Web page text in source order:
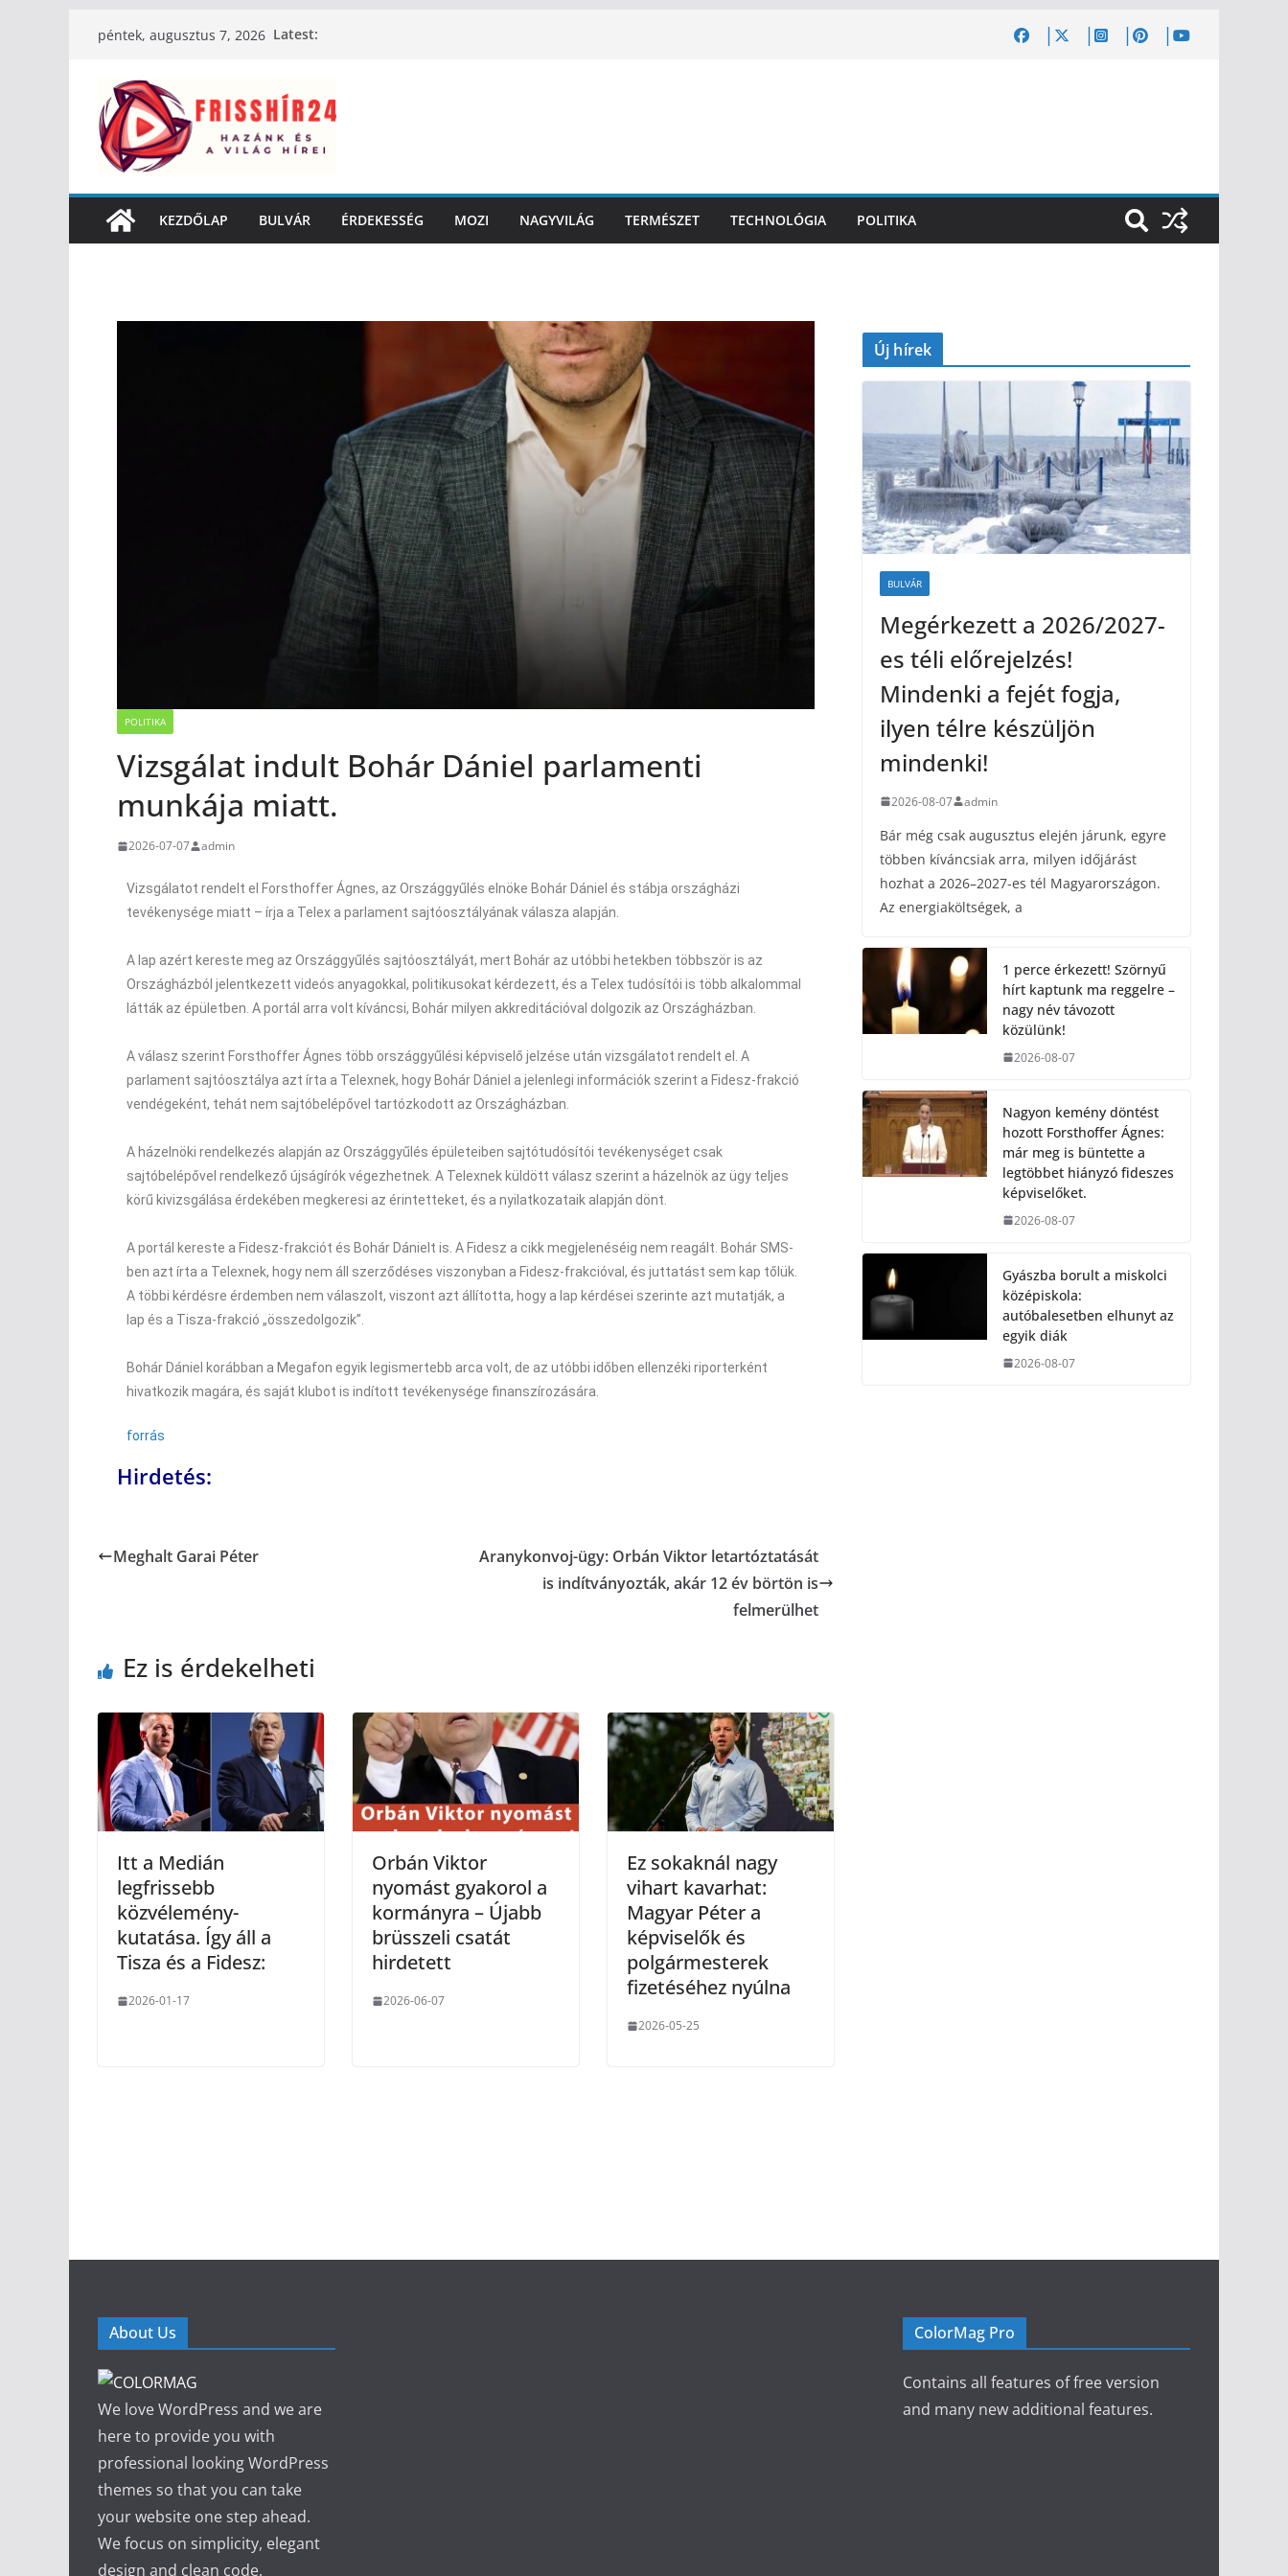
péntek, augusztus 7, 2026 Latest:
KEZDŐLAP BULVÁR ÉRDEKESSÉG MOZI NAGYVILÁG TERMÉSZET TECHNOLÓGIA POLITIKA
POLITIKA
Vizsgálat indult Bohár Dániel parlamenti
munkája miatt.
2026-07-07 admin
Vizsgálatot rendelt el Forsthoffer Ágnes, az Országgyűlés elnöke Bohár Dániel és stábja országházi
tevékenysége miatt – írja a Telex a parlament sajtóosztályának válasza alapján.
A lap azért kereste meg az Országgyűlés sajtóosztályát, mert Bohár az utóbbi hetekben többször is az
Országházból jelentkezett videós anyagokkal, politikusokat kérdezett, és a Telex tudósítói is több alkalommal
látták az épületben. A portál arra volt kíváncsi, Bohár milyen akkreditációval dolgozik az Országházban.
A válasz szerint Forsthoffer Ágnes több országgyűlési képviselő jelzése után vizsgálatot rendelt el. A
parlament sajtóosztálya azt írta a Telexnek, hogy Bohár Dániel a jelenlegi információk szerint a Fidesz-frakció
vendégeként, tehát nem sajtóbelépővel tartózkodott az Országházban.
A házelnöki rendelkezés alapján az Országgyűlés épületeiben sajtótudósítói tevékenységet csak
sajtóbelépővel rendelkező újságírók végezhetnek. A Telexnek küldött válasz szerint a házelnök az ügy teljes
körű kivizsgálása érdekében megkeresi az érintetteket, és a nyilatkozataik alapján dönt.
A portál kereste a Fidesz-frakciót és Bohár Dánielt is. A Fidesz a cikk megjelenéséig nem reagált. Bohár SMS-
ben azt írta a Telexnek, hogy nem áll szerződéses viszonyban a Fidesz-frakcióval, és juttatást sem kap tőlük.
A többi kérdésre érdemben nem válaszolt, viszont azt állította, hogy a lap kérdései szerinte azt mutatják, a
lap és a Tisza-frakció „összedolgozik”.
Bohár Dániel korábban a Megafon egyik legismertebb arca volt, de az utóbbi időben ellenzéki riporterként
hivatkozik magára, és saját klubot is indított tevékenysége finanszírozására.
forrás
Hirdetés:
Meghalt Garai Péter
Aranykonvoj-ügy: Orbán Viktor letartóztatását
is indítványozták, akár 12 év börtön is
felmerülhet
Ez is érdekelheti
Itt a Medián
legfrissebb
közvélemény-
kutatása. Így áll a
Tisza és a Fidesz:
2026-01-17
Orbán Viktor
nyomást gyakorol a
kormányra – Újabb
brüsszeli csatát
hirdetett
2026-06-07
Ez sokaknál nagy
vihart kavarhat:
Magyar Péter a
képviselők és
polgármesterek
fizetéséhez nyúlna
2026-05-25
Új hírek
BULVÁR
Megérkezett a 2026/2027-
es téli előrejelzés!
Mindenki a fejét fogja,
ilyen télre készüljön
mindenki!
2026-08-07 admin
Bár még csak augusztus elején járunk, egyre
többen kíváncsiak arra, milyen időjárást
hozhat a 2026–2027-es tél Magyarországon.
Az energiaköltségek, a
1 perce érkezett! Szörnyű
hírt kaptunk ma reggelre –
nagy név távozott
közülünk!
2026-08-07
Nagyon kemény döntést
hozott Forsthoffer Ágnes:
már meg is büntette a
legtöbbet hiányzó fideszes
képviselőket.
2026-08-07
Gyászba borult a miskolci
középiskola:
autóbalesetben elhunyt az
egyik diák
2026-08-07
About Us
We love WordPress and we are
here to provide you with
professional looking WordPress
themes so that you can take
your website one step ahead.
We focus on simplicity, elegant
design and clean code.
ColorMag Pro
Contains all features of free version
and many new additional features.